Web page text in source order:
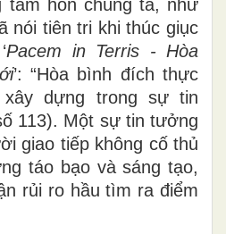
tâm hồn chúng ta, như
nói tiên tri khi thúc giục
Pacem in Terris - Hòa
’: “Hòa bình đích thực
dựng trong sự tin
113). Một sự tin tưởng
giao tiếp không cố thủ
táo bạo và sáng tạo,
rủi ro hầu tìm ra điểm